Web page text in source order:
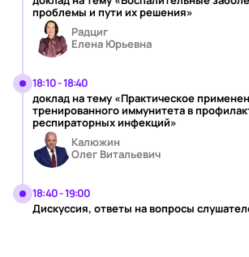
проблемы и пути их решения»
Радциг
Елена Юрьевна
18:10 - 18:40
доклад на тему «Практическое
тренированного иммунитета в
респираторных инфекций»
Калюжин
Олег Витальевич
18:40 - 19:00
Дискуссия, ответы на вопросы